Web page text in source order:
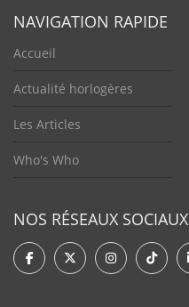
NAVIGATION RAPIDE
Accueil
Actualité horlogères
Les Articles
Who's Who
NOS RÉSEAUX SOCIAUX